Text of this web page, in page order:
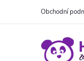
Obchodní